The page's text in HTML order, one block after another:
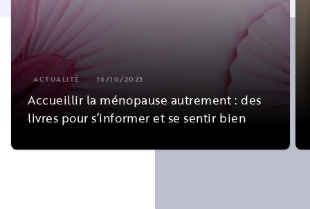
ACTUALITÉ 16/10/2025
Accueillir la ménopause autrement : des
livres pour s’informer et se sentir bien